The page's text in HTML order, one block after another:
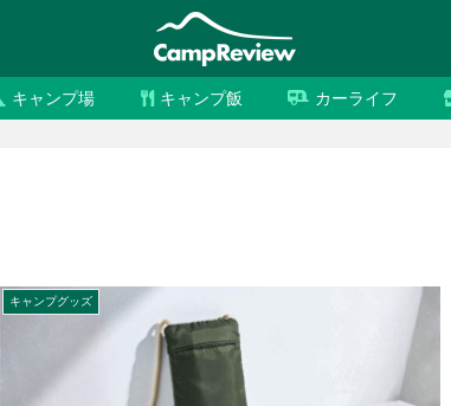
キャンプ場 キャンプ飯 カーライフ
キャンプグッズ